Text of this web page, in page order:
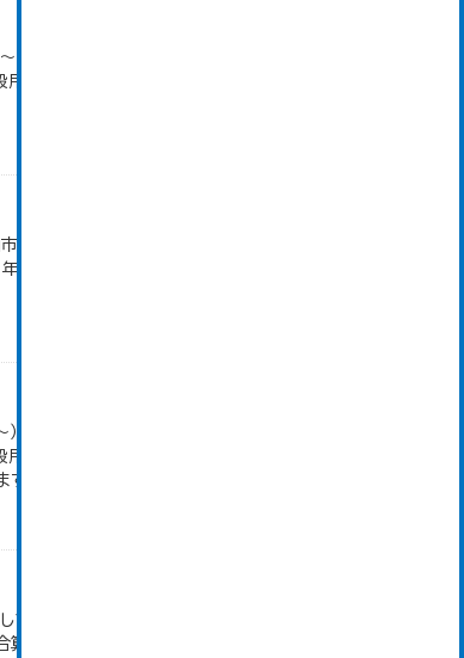
）・平成23年のみ平成24年2月1日現
機械の分類は廃止。また、衣服は繊維
の数値は、合併前、合併後で調査区が変
、平成16年、平成24年の数値は民営事
・平成23年のみ平成24年2月1日現
機械の分類は廃止。また、衣服は繊維
。...
ています。 2007年以前は「生産額」を
したものです。